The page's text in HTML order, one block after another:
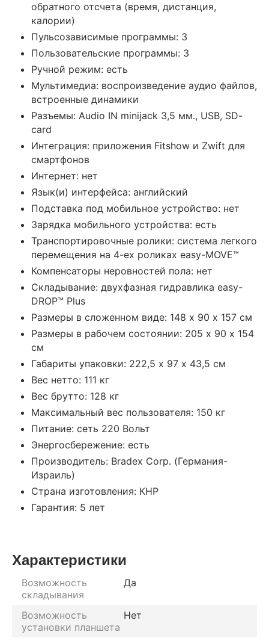
обратного отсчета (время, дистанция,
калории)
Пульсозависимые программы: 3
Пользовательские программы: 3
Ручной режим: есть
Мультимедиа: воспроизведение аудио файлов,
встроенные динамики
Разъемы: Audio IN minijack 3,5 мм., USB, SD-
card
Интеграция: приложения Fitshow и Zwift для
смартфонов
Интернет: нет
Язык(и) интерфейса: английский
Подставка под мобильное устройство: нет
Зарядка мобильного устройства: есть
Транспортировочные ролики: система легкого
перемещения на 4-ех роликах easy-MOVE™
Компенсаторы неровностей пола: нет
Складывание: двухфазная гидравлика easy-
DROP™ Plus
Размеры в сложенном виде: 148 х 90 х 157 см
Размеры в рабочем состоянии: 205 х 90 х 154
см
Габариты упаковки: 222,5 х 97 х 43,5 см
Вес нетто: 111 кг
Вес брутто: 128 кг
Максимальный вес пользователя: 150 кг
Питание: сеть 220 Вольт
Энергосбережение: есть
Производитель: Bradex Corp. (Германия-
Израиль)
Страна изготовления: КНР
Гарантия: 5 лет
Характеристики
Возможность
складывания
Да
Возможность
установки планшета
Нет